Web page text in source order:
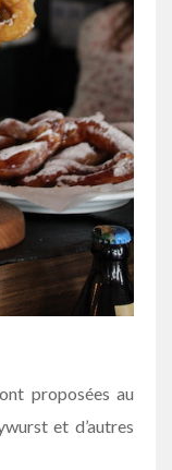
proposées au
et d’autres